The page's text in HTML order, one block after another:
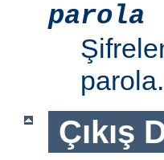
parola
Çıkış